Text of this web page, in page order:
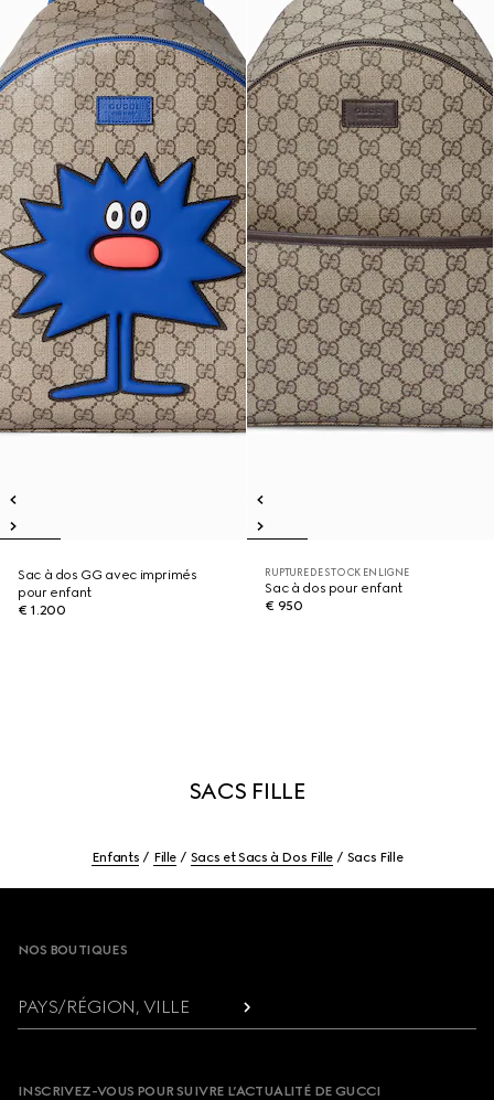
Sac à dos GG avec imprimés
pour enfant
€ 1.200
RUPTURE DE STOCK EN LIGNE
Sac à dos pour enfant
€ 950
SACS FILLE
Enfants Fille Sacs et Sacs à Dos Fille Sacs Fille
NOS BOUTIQUES
PAYS/RÉGION, VILLE
INSCRIVEZ-VOUS POUR SUIVRE L’ACTUALITÉ DE GUCCI